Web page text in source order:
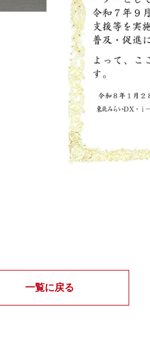
一覧に戻る